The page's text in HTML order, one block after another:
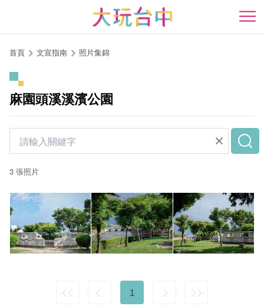
開
首頁 文宣指南 照片集錦
麻園頭溪溪濱公園
3 張照片
1